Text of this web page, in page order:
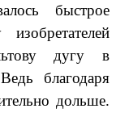
быстрое
дугу в
благодаря
дольше.